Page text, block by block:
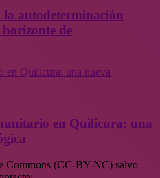
la autodeterminación
de
en Quilicura: una nueva
en Quilicura: una
Commons (CC-BY-NC) salvo